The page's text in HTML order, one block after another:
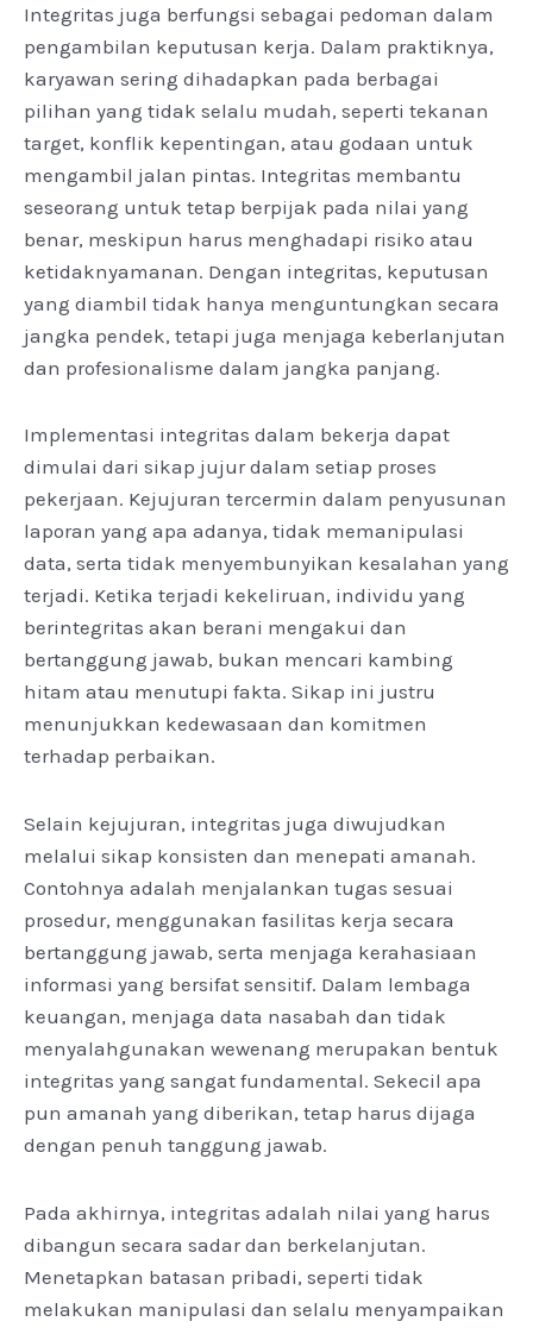
Integritas juga berfungsi sebagai pedoman dalam
pengambilan keputusan kerja. Dalam praktiknya,
karyawan sering dihadapkan pada berbagai
pilihan yang tidak selalu mudah, seperti tekanan
target, konflik kepentingan, atau godaan untuk
mengambil jalan pintas. Integritas membantu
seseorang untuk tetap berpijak pada nilai yang
benar, meskipun harus menghadapi risiko atau
ketidaknyamanan. Dengan integritas, keputusan
yang diambil tidak hanya menguntungkan secara
jangka pendek, tetapi juga menjaga keberlanjutan
dan profesionalisme dalam jangka panjang.
Implementasi integritas dalam bekerja dapat
dimulai dari sikap jujur dalam setiap proses
pekerjaan. Kejujuran tercermin dalam penyusunan
laporan yang apa adanya, tidak memanipulasi
data, serta tidak menyembunyikan kesalahan yang
terjadi. Ketika terjadi kekeliruan, individu yang
berintegritas akan berani mengakui dan
bertanggung jawab, bukan mencari kambing
hitam atau menutupi fakta. Sikap ini justru
menunjukkan kedewasaan dan komitmen
terhadap perbaikan.
Selain kejujuran, integritas juga diwujudkan
melalui sikap konsisten dan menepati amanah.
Contohnya adalah menjalankan tugas sesuai
prosedur, menggunakan fasilitas kerja secara
bertanggung jawab, serta menjaga kerahasiaan
informasi yang bersifat sensitif. Dalam lembaga
keuangan, menjaga data nasabah dan tidak
menyalahgunakan wewenang merupakan bentuk
integritas yang sangat fundamental. Sekecil apa
pun amanah yang diberikan, tetap harus dijaga
dengan penuh tanggung jawab.
Pada akhirnya, integritas adalah nilai yang harus
dibangun secara sadar dan berkelanjutan.
Menetapkan batasan pribadi, seperti tidak
melakukan manipulasi dan selalu menyampaikan